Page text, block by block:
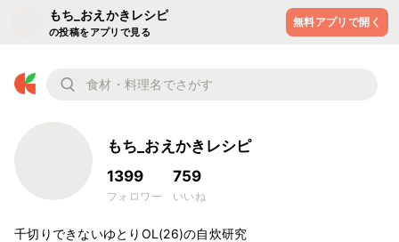
もち_おえかきレシピ
の投稿をアプリで見る
無料アプリで開く
もち_おえかきレシピ
1399
フォロワー
759
いいね
千切りできないゆとりOL(26)の自炊研究